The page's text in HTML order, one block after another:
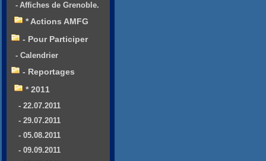
- Affiches de Grenoble.
* Actions AMFG
- Pour Participer
- Calendrier
- Reportages
* 2011
- 22.07.2011
- 29.07.2011
- 05.08.2011
- 09.09.2011